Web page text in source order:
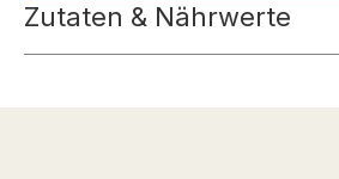
Zutaten & Nährwerte